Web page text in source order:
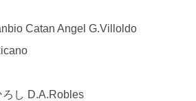
Catan Angel G.Villoldo
し D.A.Robles